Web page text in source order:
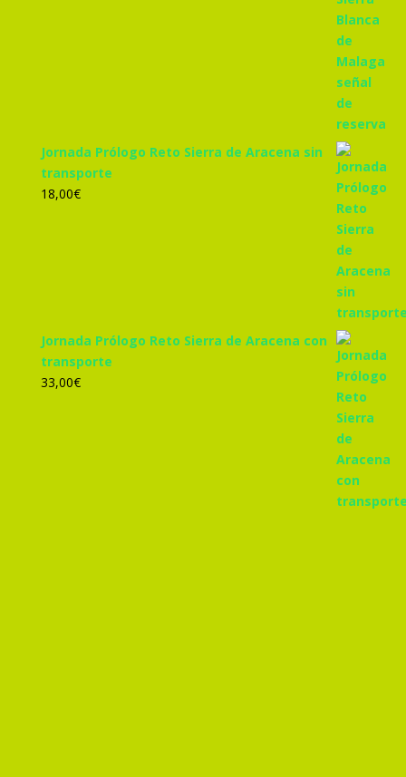
Jornada Prólogo Reto Sierra de Aracena sin
transporte
18,00€
Jornada Prólogo Reto Sierra de Aracena con
transporte
33,00€